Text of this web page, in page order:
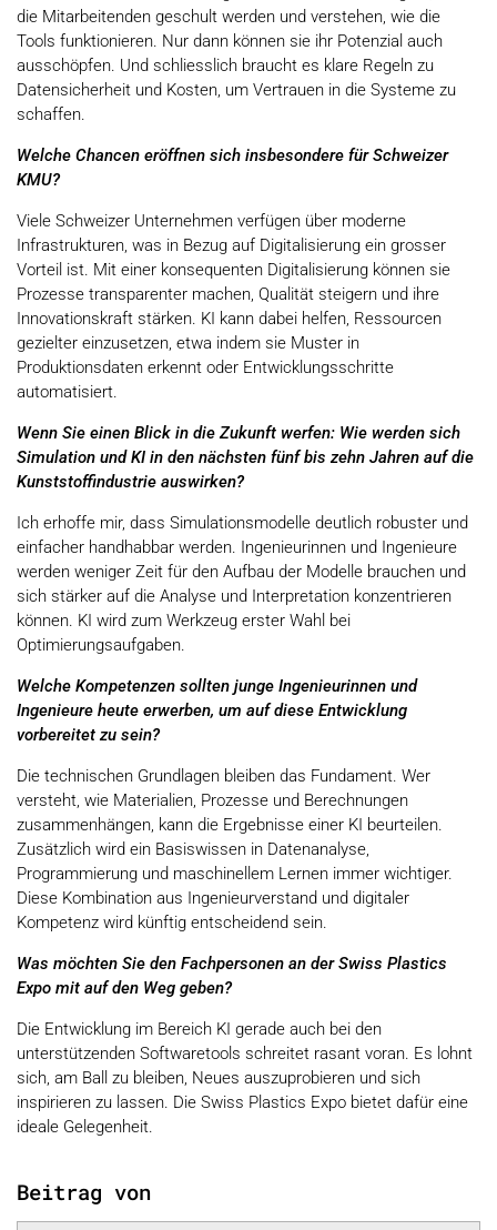
die Mitarbeitenden geschult werden und verstehen, wie die
Tools funktionieren. Nur dann können sie ihr Potenzial auch
ausschöpfen. Und schliesslich braucht es klare Regeln zu
Datensicherheit und Kosten, um Vertrauen in die Systeme zu
schaffen.
Welche Chancen eröffnen sich insbesondere für Schweizer
KMU?
Viele Schweizer Unternehmen verfügen über moderne
Infrastrukturen, was in Bezug auf Digitalisierung ein grosser
Vorteil ist. Mit einer konsequenten Digitalisierung können sie
Prozesse transparenter machen, Qualität steigern und ihre
Innovationskraft stärken. KI kann dabei helfen, Ressourcen
gezielter einzusetzen, etwa indem sie Muster in
Produktionsdaten erkennt oder Entwicklungsschritte
automatisiert.
Wenn Sie einen Blick in die Zukunft werfen: Wie werden sich
Simulation und KI in den nächsten fünf bis zehn Jahren auf die
Kunststoffindustrie auswirken?
Ich erhoffe mir, dass Simulationsmodelle deutlich robuster und
einfacher handhabbar werden. Ingenieurinnen und Ingenieure
werden weniger Zeit für den Aufbau der Modelle brauchen und
sich stärker auf die Analyse und Interpretation konzentrieren
können. KI wird zum Werkzeug erster Wahl bei
Optimierungsaufgaben.
Welche Kompetenzen sollten junge Ingenieurinnen und
Ingenieure heute erwerben, um auf diese Entwicklung
vorbereitet zu sein?
Die technischen Grundlagen bleiben das Fundament. Wer
versteht, wie Materialien, Prozesse und Berechnungen
zusammenhängen, kann die Ergebnisse einer KI beurteilen.
Zusätzlich wird ein Basiswissen in Datenanalyse,
Programmierung und maschinellem Lernen immer wichtiger.
Diese Kombination aus Ingenieurverstand und digitaler
Kompetenz wird künftig entscheidend sein.
Was möchten Sie den Fachpersonen an der Swiss Plastics
Expo mit auf den Weg geben?
Die Entwicklung im Bereich KI gerade auch bei den
unterstützenden Softwaretools schreitet rasant voran. Es lohnt
sich, am Ball zu bleiben, Neues auszuprobieren und sich
inspirieren zu lassen. Die Swiss Plastics Expo bietet dafür eine
ideale Gelegenheit.
Beitrag von